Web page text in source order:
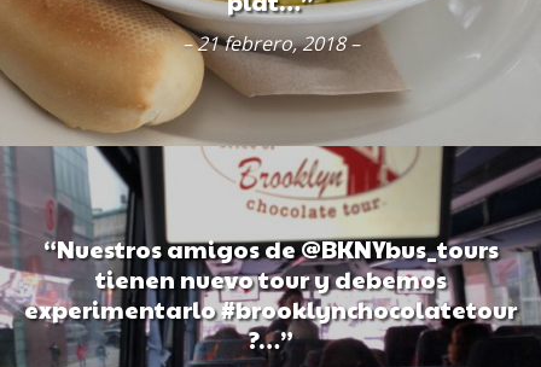
– 21 febrero, 2018 –
“Nuestros amigos de @BKNYbus_tours
tienen nuevo tour y debemos
experimentarlo #brooklynchocolatetour
?…”